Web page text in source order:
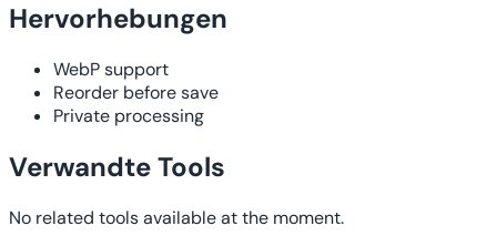
Hervorhebungen
WebP support
Reorder before save
Private processing
Verwandte Tools
No related tools available at the moment.